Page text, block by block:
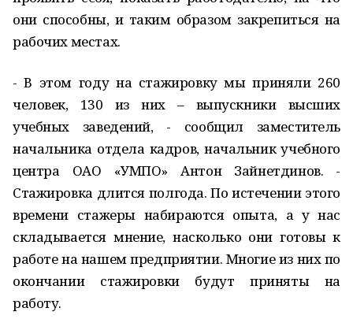
они способны, и таким образом закрепиться на
рабочих местах.
- В этом году на стажировку мы приняли 260
человек, 130 из них – выпускники высших
учебных заведений, - сообщил заместитель
начальника отдела кадров, начальник учебного
центра ОАО «УМПО» Антон Зайнетдинов. -
Стажировка длится полгода. По истечении этого
времени стажеры набираются опыта, а у нас
складывается мнение, насколько они готовы к
работе на нашем предприятии. Многие из них по
окончании стажировки будут приняты на
работу.